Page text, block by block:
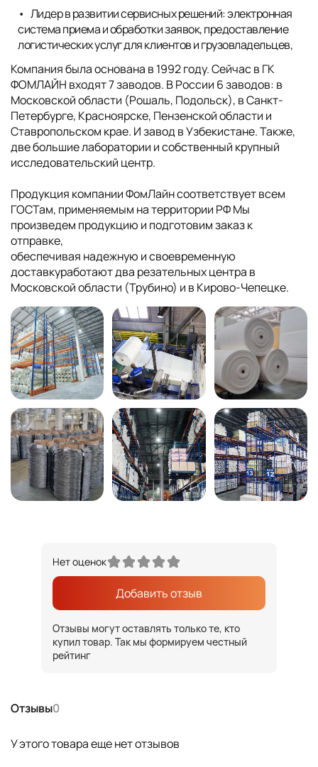
Лидер в развитии сервисных решений: электронная
система приема и обработки заявок, предоставление
логистических услуг для клиентов и грузовладельцев,
Компания была основана в 1992 году. Сейчас в ГК
ФОМЛАЙН входят 7 заводов. В России 6 заводов: в
Московской области (Рошаль, Подольск), в Санкт-
Петербурге, Красноярске, Пензенской области и
Ставропольском крае. И завод в Узбекистане. Также,
две большие лаборатории и собственный крупный
исследовательский центр.
Продукция компании ФомЛайн соответствует всем
ГОСТам, применяемым на территории РФ Мы
произведем продукцию и подготовим заказ к
отправке,
обеспечивая надежную и своевременную
доставкуработают два резательных центра в
Московской области (Трубино) и в Кирово-Чепецке.
Отзывы0
У этого товара еще нет отзывов
Нет оценок
Добавить отзыв
Отзывы могут оставлять только те, кто
купил товар. Так мы формируем честный
рейтинг